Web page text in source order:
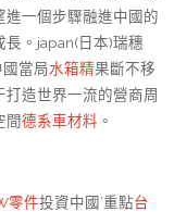
一個步驟融進中國的
。japan(日本)瑞穗
當局水箱精果斷不移
造世界一流的營商周
間德系車材料 。
零件投資中國’重點台